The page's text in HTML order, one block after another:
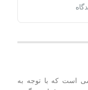
است که با توجه به